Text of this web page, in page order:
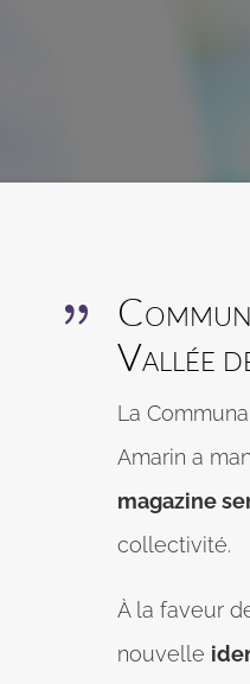
{
Vallée
La
Amarin a
magazine
collectivité.
À la faveur
nouvelle